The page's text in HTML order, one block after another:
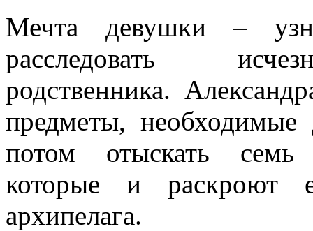
Мечта девушки –
расследовать
родственника.
предметы, необходимые
потом отыскать
которые и раскроют
архипелага.